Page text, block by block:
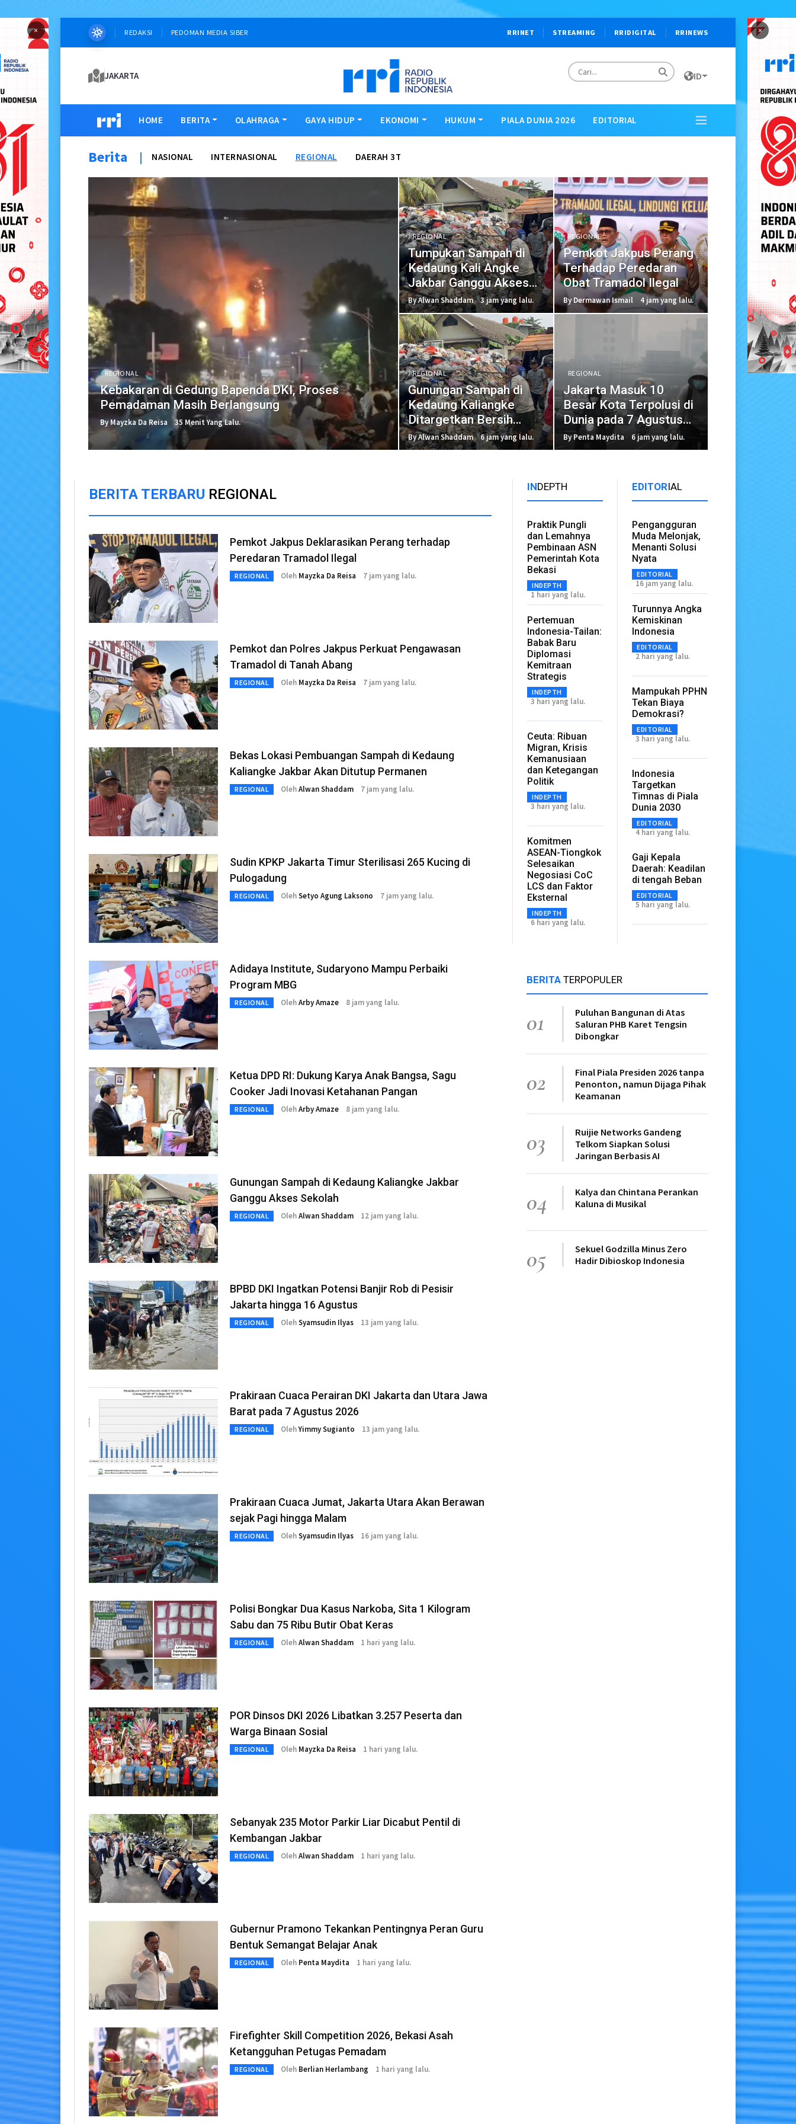
× ×
REDAKSI PEDOMAN MEDIA SIBER RRINET STREAMING RRIDIGITAL RRINEWS
JAKARTA ID
HOME BERITA OLAHRAGA GAYA HIDUP EKONOMI HUKUM PIALA DUNIA 2026 EDITORIAL
Berita | NASIONAL INTERNASIONAL REGIONAL DAERAH 3T
REGIONAL
Kebakaran di Gedung Bapenda DKI, Proses
Pemadaman Masih Berlangsung
By Mayzka Da Reisa 35 Menit Yang Lalu.
REGIONAL
Tumpukan Sampah di
Kedaung Kali Angke
Jakbar Ganggu Akses
Mobil MBG
By Alwan Shaddam 3 jam yang lalu.
REGIONAL
Pemkot Jakpus Perang
Terhadap Peredaran
Obat Tramadol Ilegal
By Dermawan Ismail 4 jam yang lalu.
REGIONAL
Gunungan Sampah di
Kedaung Kaliangke
Ditargetkan Bersih
dalam 2-3 Hari
By Alwan Shaddam 6 jam yang lalu.
REGIONAL
Jakarta Masuk 10
Besar Kota Terpolusi di
Dunia pada 7 Agustus
2026
By Penta Maydita 6 jam yang lalu.
BERITA TERBARU REGIONAL
Pemkot Jakpus Deklarasikan Perang terhadap
Peredaran Tramadol Ilegal
REGIONAL Oleh Mayzka Da Reisa 7 jam yang lalu.
Pemkot dan Polres Jakpus Perkuat Pengawasan
Tramadol di Tanah Abang
REGIONAL Oleh Mayzka Da Reisa 7 jam yang lalu.
Bekas Lokasi Pembuangan Sampah di Kedaung
Kaliangke Jakbar Akan Ditutup Permanen
REGIONAL OlehAlwan Shaddam 7 jam yang lalu.
Sudin KPKP Jakarta Timur Sterilisasi 265 Kucing di
Pulogadung
REGIONAL OlehSetyo Agung Laksono 7 jam yang lalu.
Adidaya Institute, Sudaryono Mampu Perbaiki
Program MBG
REGIONAL OlehArby Amaze 8 jam yang lalu.
Ketua DPD RI: Dukung Karya Anak Bangsa, Sagu
Cooker Jadi Inovasi Ketahanan Pangan
REGIONAL OlehArby Amaze 8 jam yang lalu.
Gunungan Sampah di Kedaung Kaliangke Jakbar
Ganggu Akses Sekolah
REGIONAL OlehAlwan Shaddam 12 jam yang lalu.
BPBD DKI Ingatkan Potensi Banjir Rob di Pesisir
Jakarta hingga 16 Agustus
REGIONAL OlehSyamsudin Ilyas 13 jam yang lalu.
Prakiraan Cuaca Perairan DKI Jakarta dan Utara Jawa
Barat pada 7 Agustus 2026
REGIONAL OlehYimmy Sugianto 13 jam yang lalu.
Prakiraan Cuaca Jumat, Jakarta Utara Akan Berawan
sejak Pagi hingga Malam
REGIONAL OlehSyamsudin Ilyas 16 jam yang lalu.
Polisi Bongkar Dua Kasus Narkoba, Sita 1 Kilogram
Sabu dan 75 Ribu Butir Obat Keras
REGIONAL OlehAlwan Shaddam 1 hari yang lalu.
POR Dinsos DKI 2026 Libatkan 3.257 Peserta dan
Warga Binaan Sosial
REGIONAL Oleh Mayzka Da Reisa 1 hari yang lalu.
Sebanyak 235 Motor Parkir Liar Dicabut Pentil di
Kembangan Jakbar
REGIONAL OlehAlwan Shaddam 1 hari yang lalu.
Gubernur Pramono Tekankan Pentingnya Peran Guru
Bentuk Semangat Belajar Anak
REGIONAL Oleh Penta Maydita 1 hari yang lalu.
Firefighter Skill Competition 2026, Bekasi Asah
Ketangguhan Petugas Pemadam
REGIONAL Oleh Berlian Herlambang 1 hari yang lalu.
INDEPTH
Praktik Pungli
dan Lemahnya
Pembinaan ASN
Pemerintah Kota
Bekasi
INDEPTH
1 hari yang lalu.
Pertemuan
Indonesia-Tailan:
Babak Baru
Diplomasi
Kemitraan
Strategis
INDEPTH
3 hari yang lalu.
Ceuta: Ribuan
Migran, Krisis
Kemanusiaan
dan Ketegangan
Politik
INDEPTH
3 hari yang lalu.
Komitmen
ASEAN-Tiongkok
Selesaikan
Negosiasi CoC
LCS dan Faktor
Eksternal
INDEPTH
6 hari yang lalu.
EDITORIAL
Pengangguran
Muda Melonjak,
Menanti Solusi
Nyata
EDITORIAL
16 jam yang lalu.
Turunnya Angka
Kemiskinan
Indonesia
EDITORIAL
2 hari yang lalu.
Mampukah PPHN
Tekan Biaya
Demokrasi?
EDITORIAL
3 hari yang lalu.
Indonesia
Targetkan
Timnas di Piala
Dunia 2030
EDITORIAL
4 hari yang lalu.
Gaji Kepala
Daerah: Keadilan
di tengah Beban
EDITORIAL
5 hari yang lalu.
BERITATERPOPULER
01
Puluhan Bangunan di Atas
Saluran PHB Karet Tengsin
Dibongkar
02
Final Piala Presiden 2026 tanpa
Penonton, namun Dijaga Pihak
Keamanan
03
Ruijie Networks Gandeng
Telkom Siapkan Solusi
Jaringan Berbasis AI
04
Kalya dan Chintana Perankan
Kaluna di Musikal
05
Sekuel Godzilla Minus Zero
Hadir Dibioskop Indonesia